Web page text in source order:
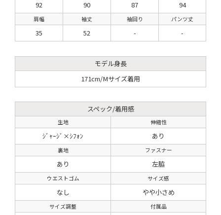
92 90 87 94
肩幅 袖丈 袖回り パンツ丈
35 52 - -
モデル身長
171cm/Mサイズ着用
スペック/着用感
生地 伸縮性
ｼﾞｬｰｼﾞ×ｼﾌｫﾝ あり
裏地 ファスナー
あり 左脇
ウエストゴム サイズ感
なし やや小さめ
サイズ調整 付属品